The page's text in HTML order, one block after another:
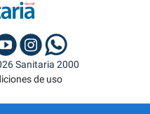
Sanitaria 2000
de uso